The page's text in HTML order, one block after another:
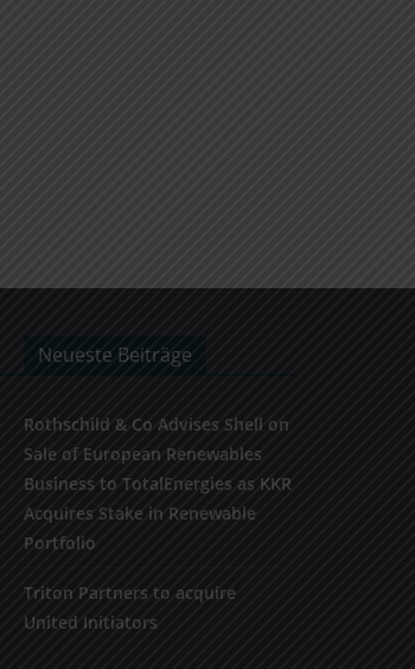
Neueste Beiträge
Rothschild & Co Advises Shell on
Sale of European Renewables
Business to TotalEnergies as KKR
Acquires Stake in Renewable
Portfolio
Triton Partners to acquire
United Initiators